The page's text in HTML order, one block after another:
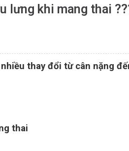
lưng khi mang thai
thay đổi từ cân nặng
thai